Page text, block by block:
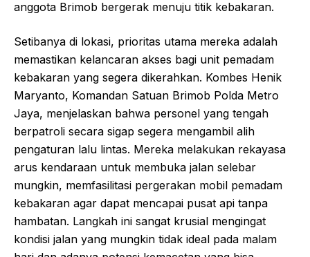
anggota Brimob bergerak menuju titik kebakaran.
Setibanya di lokasi, prioritas utama mereka adalah
memastikan kelancaran akses bagi unit pemadam
kebakaran yang segera dikerahkan. Kombes Henik
Maryanto, Komandan Satuan Brimob Polda Metro
Jaya, menjelaskan bahwa personel yang tengah
berpatroli secara sigap segera mengambil alih
pengaturan lalu lintas. Mereka melakukan rekayasa
arus kendaraan untuk membuka jalan selebar
mungkin, memfasilitasi pergerakan mobil pemadam
kebakaran agar dapat mencapai pusat api tanpa
hambatan. Langkah ini sangat krusial mengingat
kondisi jalan yang mungkin tidak ideal pada malam